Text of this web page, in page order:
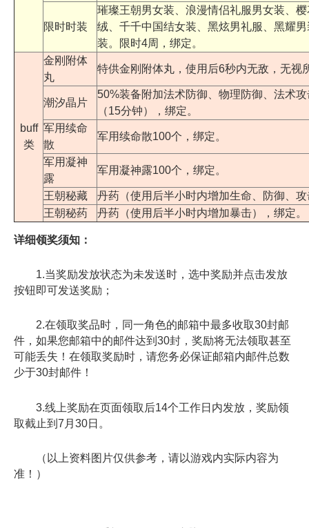
限时时装
璀璨王朝男女装、浪漫情侣礼服男女装、
绒、千千中国结女装、黑炫男礼服、黑耀
装。限时4周，绑定。
buff
类
金刚附体
丸
特供金刚附体丸，使用后6秒内无敌，无视
潮汐晶片
50%装备附加法术防御、物理防御、法术
（15分钟），绑定。
军用续命
散
军用续命散100个，绑定。
军用凝神
露
军用凝神露100个，绑定。
王朝秘藏
丹药（使用后半小时内增加生命、防御、
王朝秘药
丹药（使用后半小时内增加暴击），绑定。
详细领奖须知：
1.当奖励发放状态为未发送时，选中奖励并点击发放
按钮即可发送奖励；
2.在领取奖品时，同一角色的邮箱中最多收取30封邮
件，如果您邮箱中的邮件达到30封，奖励将无法领取甚至
可能丢失！在领取奖励时，请您务必保证邮箱内邮件总数
少于30封邮件！
3.线上奖励在页面领取后14个工作日内发放，奖励领
取截止到7月30日。
（以上资料图片仅供参考，请以游戏内实际内容为
准！）